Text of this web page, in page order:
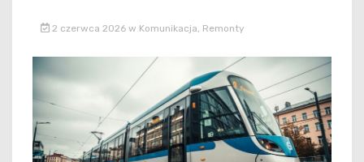
2 czerwca 2026 w Komunikacja Remonty